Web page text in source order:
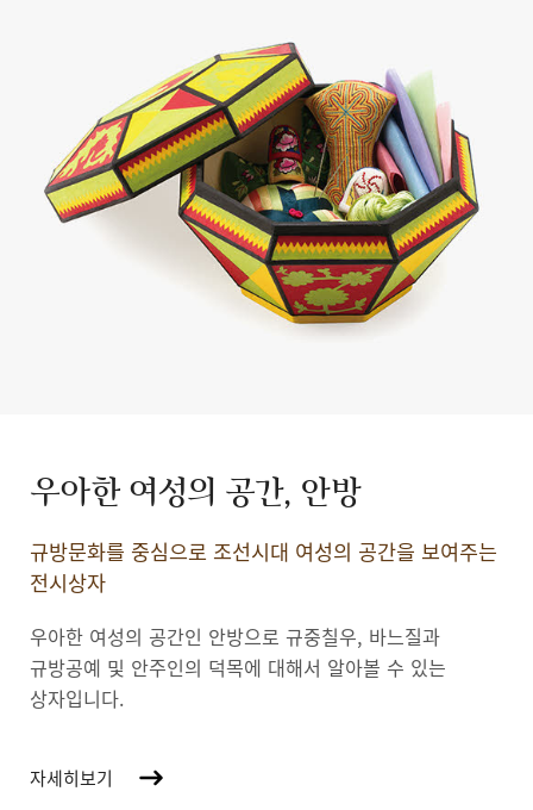
우아한 여성의 공간, 안방
규방문화를 중심으로 조선시대 여성의 공간을 보여주는
전시상자
우아한 여성의 공간인 안방으로 규중칠우, 바느질과
규방공예 및 안주인의 덕목에 대해서 알아볼 수 있는
상자입니다.
자세히보기